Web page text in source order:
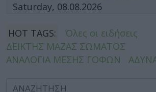
Saturday, 08.08.2026
HOT TAGS:
Όλες οι ειδήσεις
ΔΕΙΚΤΗΣ ΜΑΖΑΣ ΣΩΜΑΤΟΣ
ΑΝΑΛΟΓΙΑ ΜΕΣΗΣ ΓΟΦΩΝ